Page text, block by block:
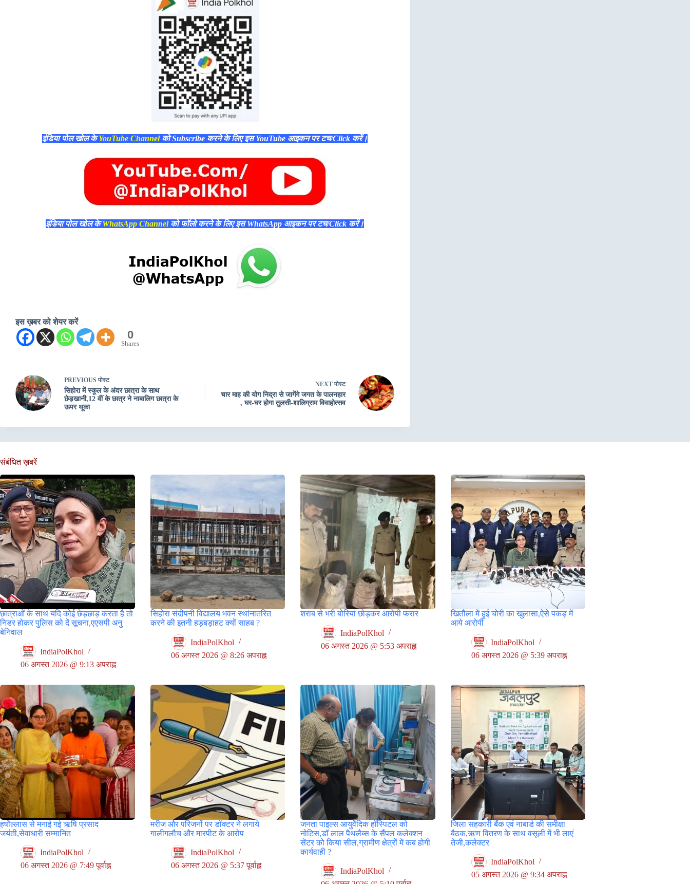
इंडिया पोल खोल केYouTube Channelको Subscribe करने के लिए इस YouTube आइकन पर टच/Click करें।
इंडिया पोल खोल केWhatsApp Channelको फॉलो करने के लिए इस WhatsApp आइकन पर टच/Click करें।
इस ख़बर को शेयर करें
0
Shares
PREVIOUS पोस्ट
सिहोरा में स्कूल के अंदर छात्रा के साथ
छेड़खानी,12 वीं के छात्र ने नाबालिग छात्रा के
ऊपर थूका
NEXT पोस्ट
चार माह की योग निद्रा से जागेंगे जगत के पालनहार
, घर-घर होगा तुलसी-शालिग्राम विवाहोत्सव
संबंधित ख़बरें
छात्राओं के साथ यदि कोई छेड़छाड़ करता है तो
निडर होकर पुलिस को दें सूचना,एएसपी अनु
बेनिवाल
IndiaPolKhol
06 अगस्त 2026 @ 9:13 अपराह्न
सिहोरा संदीपनी विद्यालय भवन स्थांनातरित
करने की इतनी हड़बड़ाहट क्यों साहब ?
IndiaPolKhol
06 अगस्त 2026 @ 8:26 अपराह्न
शराब से भरी बोरियां छोड़कर आरोपी फरार
IndiaPolKhol
06 अगस्त 2026 @ 5:53 अपराह्न
खितौला में हुई चोरी का खुलासा,ऐसे पकड़ में
आये आरोपी
IndiaPolKhol
06 अगस्त 2026 @ 5:39 अपराह्न
हर्षोल्लास से मनाई गई ऋषि प्रसाद
जयंती,सेवाधारी सम्मानित
IndiaPolKhol
06 अगस्त 2026 @ 7:49 पूर्वाह्न
मरीज और परिजनों पर डॉक्टर ने लगाये
गालीगलौच और मारपीट के आरोप
IndiaPolKhol
06 अगस्त 2026 @ 5:37 पूर्वाह्न
जनता पाइल्स आयुर्वेदिक हॉस्पिटल को
नोटिस,डॉ लाल पैथलैब्स के सैंपल कलेक्शन
सेंटर को किया सील,ग्रामीण क्षेत्रों में कब होगी
कार्यवाही ?
IndiaPolKhol
जिला सहकारी बैंक एवं नाबार्ड की समीक्षा
बैठक,ऋण वितरण के साथ वसूली में भी लाएं
तेजी,कलेक्टर
IndiaPolKhol
05 अगस्त 2026 @ 9:34 अपराह्न